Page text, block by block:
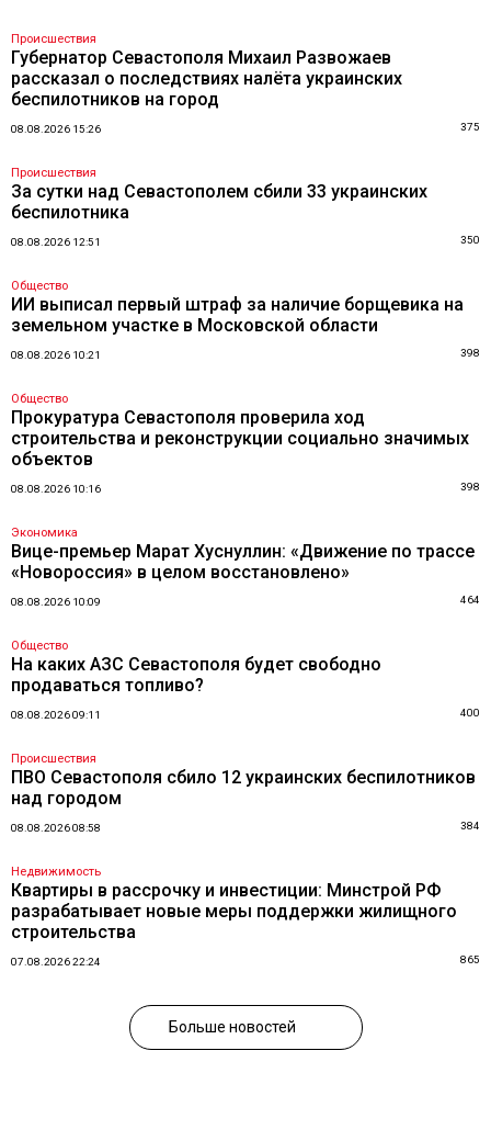
Происшествия
Губернатор Севастополя Михаил Развожаев
рассказал о последствиях налёта украинских
беспилотников на город
08.08.2026 15:26 375
Происшествия
За сутки над Севастополем сбили 33 украинских
беспилотника
08.08.2026 12:51 350
Общество
ИИ выписал первый штраф за наличие борщевика на
земельном участке в Московской области
08.08.2026 10:21 398
Общество
Прокуратура Севастополя проверила ход
строительства и реконструкции социально значимых
объектов
08.08.2026 10:16 398
Экономика
Вице-премьер Марат Хуснуллин: «Движение по трассе
«Новороссия» в целом восстановлено»
08.08.2026 10:09 464
Общество
На каких АЗС Севастополя будет свободно
продаваться топливо?
08.08.2026 09:11 400
Происшествия
ПВО Севастополя сбило 12 украинских беспилотников
над городом
08.08.2026 08:58 384
Недвижимость
Квартиры в рассрочку и инвестиции: Минстрой РФ
разрабатывает новые меры поддержки жилищного
строительства
07.08.2026 22:24 865
Больше новостей